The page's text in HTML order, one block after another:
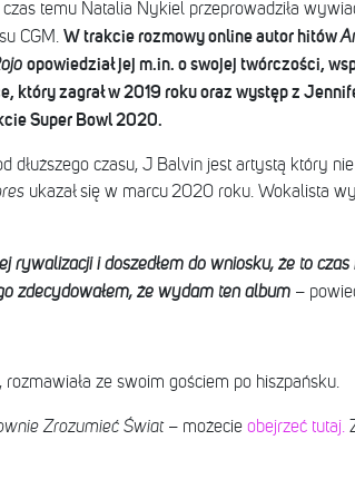
temu Natalia Nykiel przeprowadziła
CGM. W trakcie rozmowy online autor hitów
opowiedział jej m.in. o swojej twórczości,
który zagrał w 2019 roku oraz występ z
Super Bowl 2020.
dłuższego czasu, J Balvin jest artystą który
ukazał się w marcu 2020 roku. Wokalista
rywalizacji i doszedłem do wniosku, że to czas
zdecydowałem, że wydam ten album–
ze swoim gościem po hiszpańsku.
Zrozumieć Świat – możecie obejrzeć tutaj.